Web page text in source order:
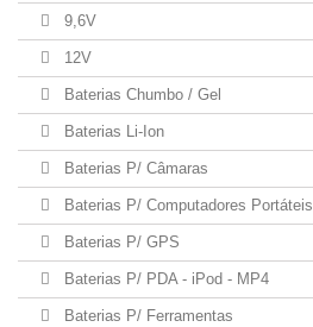
9,6V
12V
Baterias Chumbo / Gel
Baterias Li-Ion
Baterias P/ Câmaras
Baterias P/ Computadores Portáteis
Baterias P/ GPS
Baterias P/ PDA - iPod - MP4
Baterias P/ Ferramentas